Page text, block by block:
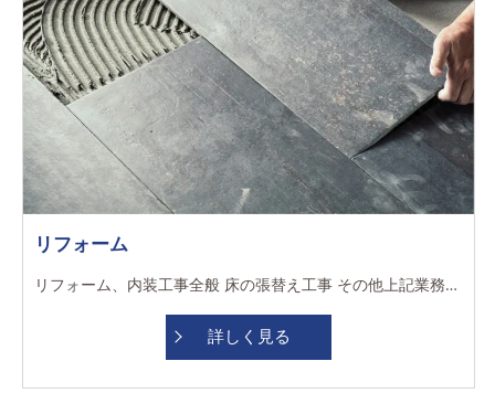
リフォーム
リフォーム、内装工事全般 床の張替え工事 その他上記業務に付随する業務 早く終われば、現場によって直行直帰できるのは嬉しいです！ 技術を教えてもらえるサポート体制が手厚いので、ありがたいです！ 資格取得支援制度整っており、キャリアアップも目指せます！ 時代にあった働き方、職場の付き合い方が出来るのでストレスが少ないです！ ゆくゆく独立を考えている話を伝えても、温かくサポートしてもらえている所が嬉しいです！
詳しく見る